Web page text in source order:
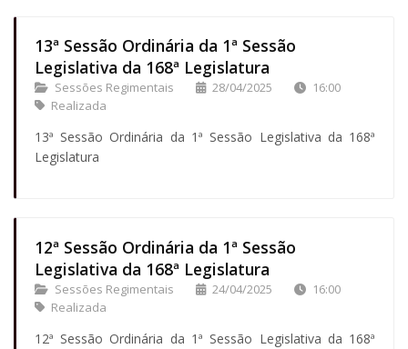
13ª Sessão Ordinária da 1ª Sessão
Legislativa da 168ª Legislatura
Sessões Regimentais 28/04/2025
16:00
Realizada
13ª Sessão Ordinária da 1ª Sessão Legislativa da 168ª
Legislatura
12ª Sessão Ordinária da 1ª Sessão
Legislativa da 168ª Legislatura
Sessões Regimentais 24/04/2025
16:00
Realizada
12ª Sessão Ordinária da 1ª Sessão Legislativa da 168ª